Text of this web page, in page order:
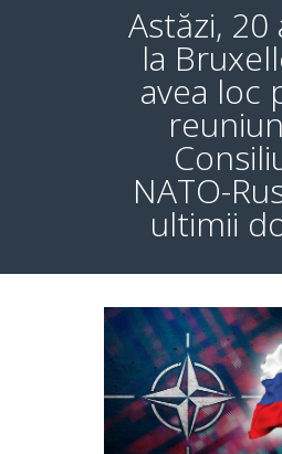
Astăzi, 20
la
avea loc
NATO-
ultimii